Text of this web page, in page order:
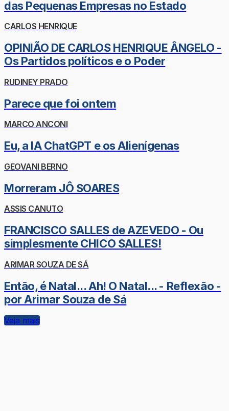
das Pequenas Empresas no Estado
CARLOS HENRIQUE
OPINIÃO DE CARLOS HENRIQUE ÂNGELO -
Os Partidos políticos e o Poder
RUDINEY PRADO
Parece que foi ontem
MARCO ANCONI
Eu, a IA ChatGPT e os Alienígenas
GEOVANI BERNO
Morreram JÔ SOARES
ASSIS CANUTO
FRANCISCO SALLES de AZEVEDO - Ou
simplesmente CHICO SALLES!
ARIMAR SOUZA DE SÁ
Então, é Natal... Ah! O Natal... - Reflexão -
por Arimar Souza de Sá
Veja mais